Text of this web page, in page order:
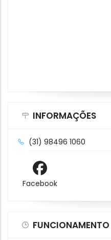
INFORMAÇÕES
(31) 98496 1060
Facebook
FUNCIONAMENTO